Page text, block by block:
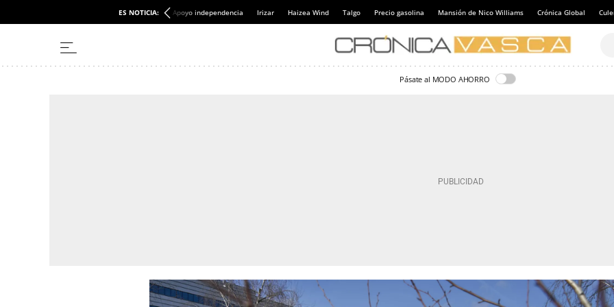
ES NOTICIA: Apoyo independencia Irizar Haizea Wind Talgo Precio gasolina Mansión de Nico Williams Crónica Global
Pásate al MODO AHORRO